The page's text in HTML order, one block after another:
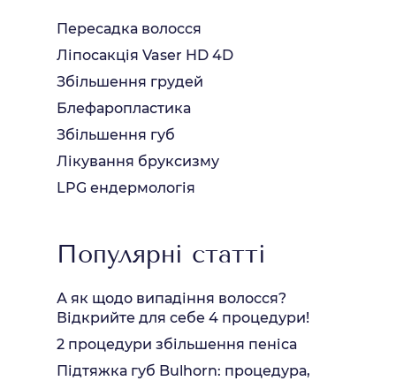
Пересадка волосся
Ліпосакція Vaser HD 4D
Збільшення грудей
Блефаропластика
Збільшення губ
Лікування бруксизму
LPG ендермологія
Популярні статті
А як щодо випадіння волосся?
Відкрийте для себе 4 процедури!
2 процедури збільшення пеніса
Підтяжка губ Bulhorn: процедура,